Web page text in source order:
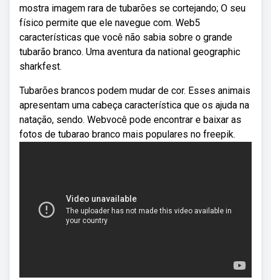
mostra imagem rara de tubarões se cortejando; O seu
físico permite que ele navegue com. Web5
características que você não sabia sobre o grande
tubarão branco. Uma aventura da national geographic
sharkfest.
Tubarões brancos podem mudar de cor. Esses animais
apresentam uma cabeça característica que os ajuda na
natação, sendo. Webvocê pode encontrar e baixar as
fotos de tubarao branco mais populares no freepik.